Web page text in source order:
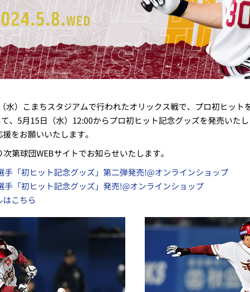
）こまちスタジアムで行われたオリックス戦で、プロ初ヒット
、5月15日（水）12:00からプロ初ヒット記念グッズを発売いたし
をお願いいたします。
第球団WEBサイトでお知らせいたします。
手「初ヒット記念グッズ」第二弾発売!@オンラインショップ
手「初ヒット記念グッズ」発売!@オンラインショップ
こちら